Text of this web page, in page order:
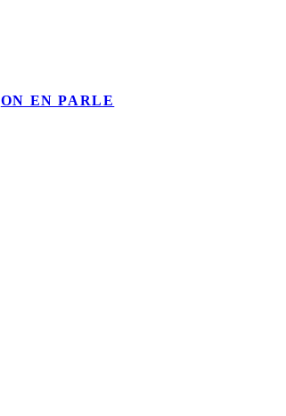
ON EN PARLE